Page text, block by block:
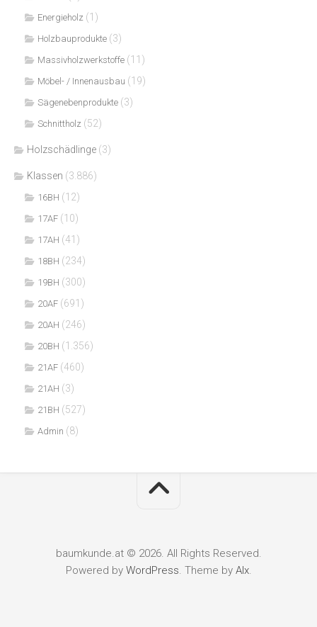
Energieholz (1)
Holzbauprodukte (3)
Massivholzwerkstoffe (11)
Möbel- / Innenausbau (19)
Sägenebenprodukte (3)
Schnittholz (52)
Holzschädlinge (3)
Klassen (3.886)
16BH (12)
17AF (10)
17AH (41)
18BH (234)
19BH (300)
20AF (691)
20AH (246)
20BH (1.356)
21AF (460)
21AH (3)
21BH (527)
Admin (8)
baumkunde.at © 2026. All Rights Reserved.
Powered by WordPress. Theme by Alx.